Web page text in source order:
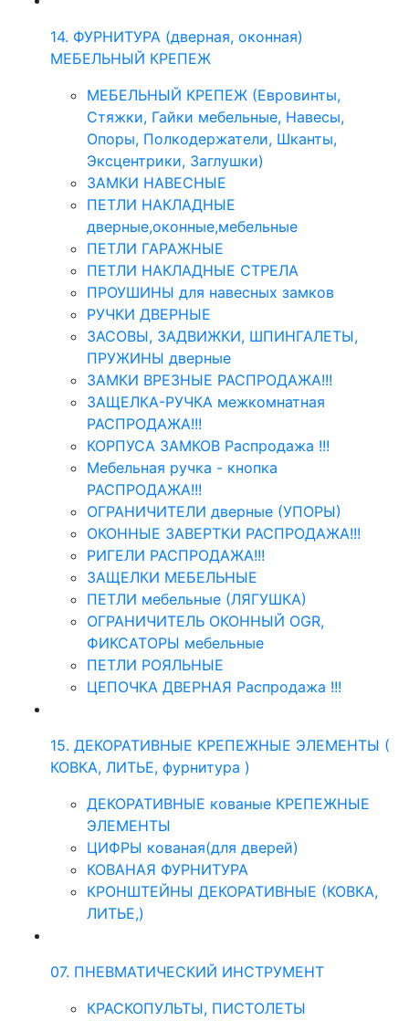
14. ФУРНИТУРА (дверная, оконная)
МЕБЕЛЬНЫЙ КРЕПЕЖ
МЕБЕЛЬНЫЙ КРЕПЕЖ (Евровинты,
Стяжки, Гайки мебельные, Навесы,
Опоры, Полкодержатели, Шканты,
Эксцентрики, Заглушки)
ЗАМКИ НАВЕСНЫЕ
ПЕТЛИ НАКЛАДНЫЕ
дверные,оконные,мебельные
ПЕТЛИ ГАРАЖНЫЕ
ПЕТЛИ НАКЛАДНЫЕ СТРЕЛА
ПРОУШИНЫ для навесных замков
РУЧКИ ДВЕРНЫЕ
ЗАСОВЫ, ЗАДВИЖКИ, ШПИНГАЛЕТЫ,
ПРУЖИНЫ дверные
ЗАМКИ ВРЕЗНЫЕ РАСПРОДАЖА!!!
ЗАЩЕЛКА-РУЧКА межкомнатная
РАСПРОДАЖА!!!
КОРПУСА ЗАМКОВ Распродажа !!!
Мебельная ручка - кнопка
РАСПРОДАЖА!!!
ОГРАНИЧИТЕЛИ дверные (УПОРЫ)
ОКОННЫЕ ЗАВЕРТКИ РАСПРОДАЖА!!!
РИГЕЛИ РАСПРОДАЖА!!!
ЗАЩЕЛКИ МЕБЕЛЬНЫЕ
ПЕТЛИ мебельные (ЛЯГУШКА)
ОГРАНИЧИТЕЛЬ ОКОННЫЙ OGR,
ФИКСАТОРЫ мебельные
ПЕТЛИ РОЯЛЬНЫЕ
ЦЕПОЧКА ДВЕРНАЯ Распродажа !!!
15. ДЕКОРАТИВНЫЕ КРЕПЕЖНЫЕ ЭЛЕМЕНТЫ (
КОВКА, ЛИТЬЕ, фурнитура )
ДЕКОРАТИВНЫЕ кованые КРЕПЕЖНЫЕ
ЭЛЕМЕНТЫ
ЦИФРЫ кованая(для дверей)
КОВАНАЯ ФУРНИТУРА
КРОНШТЕЙНЫ ДЕКОРАТИВНЫЕ (КОВКА,
ЛИТЬЕ,)
07. ПНЕВМАТИЧЕСКИЙ ИНСТРУМЕНТ
КРАСКОПУЛЬТЫ, ПИСТОЛЕТЫ